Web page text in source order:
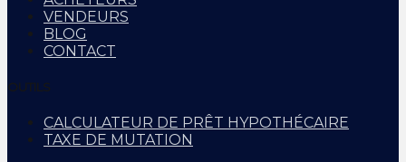
VENDEURS
BLOG
CONTACT
OUTILS
CALCULATEUR DE PRÊT HYPOTHÉCAIRE
TAXE DE MUTATION